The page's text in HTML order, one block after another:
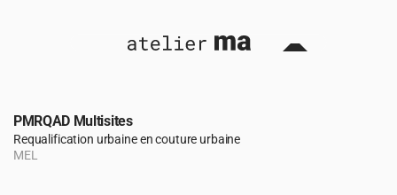
PMRQAD Multisites
Requalification urbaine en couture urbaine
MEL